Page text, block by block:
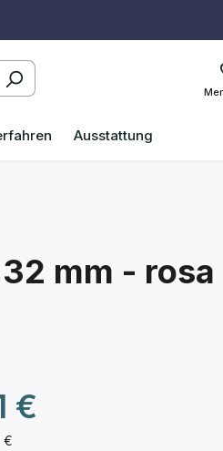
Ausstattung
mm -
€
€